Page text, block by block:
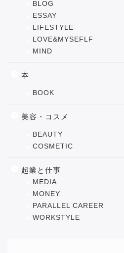
BLOG
ESSAY
LIFESTYLE
LOVE&MYSEFLF
MIND
本
BOOK
美容・コスメ
BEAUTY
COSMETIC
起業と仕事
MEDIA
MONEY
PARALLEL CAREER
WORKSTYLE